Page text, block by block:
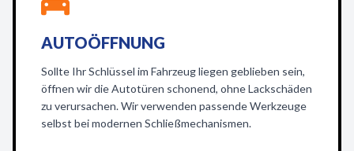
AUTOÖFFNUNG
Sollte Ihr Schlüssel im Fahrzeug liegen geblieben sein,
öffnen wir die Autotüren schonend, ohne Lackschäden
zu verursachen. Wir verwenden passende Werkzeuge
selbst bei modernen Schließmechanismen.